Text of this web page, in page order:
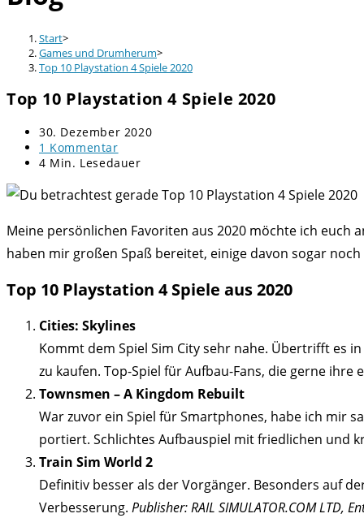
Start>
Games und Drumherum>
Top 10 Playstation 4 Spiele 2020
Top 10 Playstation 4 Spiele 2020
Beitrag
veröffentlicht:
30. Dezember 2020
Beitrags-
Kommentare:
1 Kommentar
Lesedauer:
4 Min. Lesedauer
Meine persönlichen Favoriten aus 2020 möchte ich euch
haben mir großen Spaß bereitet, einige davon sogar
Top 10 Playstation 4 Spiele aus 2020
Cities: Skylines
Kommt dem Spiel Sim City sehr nahe. Übertrifft es
zu kaufen. Top-Spiel für Aufbau-Fans, die gerne
Townsmen – A Kingdom Rebuilt
War zuvor ein Spiel für Smartphones, habe ich mir
portiert. Schlichtes Aufbauspiel mit friedlichen und
Train Sim World 2
Definitiv besser als der Vorgänger. Besonders auf
Verbesserung. Publisher: RAIL SIMULATOR.COM LTD,